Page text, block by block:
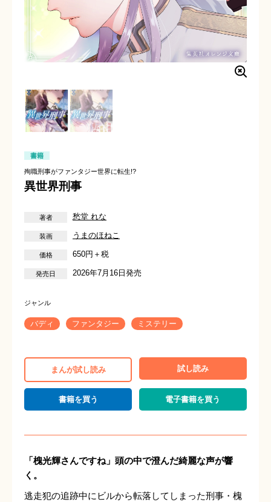
書籍
殉職刑事がファンタジー世界に転生!?
異世界刑事
愁堂 れな
うまのほねこ
650円＋税
2026年7月16日発売
バディ ファンタジー ミステリー
まんが試し読み 試し読み
書籍を買う 電子書籍を買う
「槐光輝さんですね」頭の中で澄んだ綺麗な声が響
く。
逃走犯の追跡中にビルから転落してしまった刑事・槐